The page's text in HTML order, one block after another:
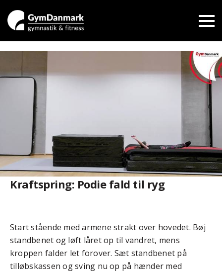
Kraftspring: Podie fald til ryg
Start stående med armene strakt over hovedet. Bøj
standbenet og løft låret op til vandret, mens
kroppen falder let forover. Sæt standbenet på
tilløbskassen og sving nu op på hænder med